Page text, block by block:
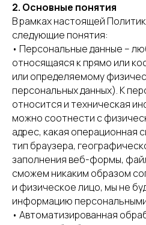
2. Основные понятия
В рамках настоящей
следующие понятия:
• Персональные данные –
относящаяся к прямо или
или определяемому
персональных данных). К
относится и техническая
можно соотнести с
адрес, какая операционная
тип браузера,
заполнения веб-формы,
сможем никаким образом
и физическое лицо, мы не
информацию
• Автоматизированная